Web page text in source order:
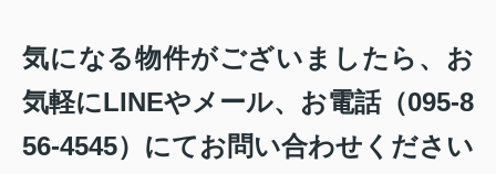
気になる物件がございましたら、お
気軽にLINEやメール、お電話（095-8
56-4545）にてお問い合わせください